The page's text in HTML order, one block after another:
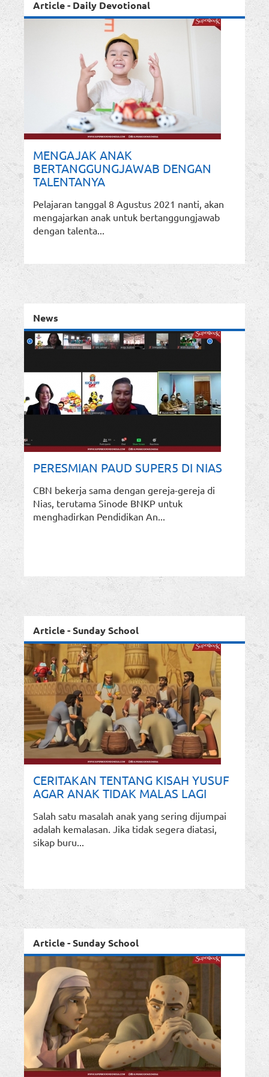
Article - Daily Devotional
MENGAJAK ANAK
BERTANGGUNGJAWAB DENGAN
TALENTANYA
Pelajaran tanggal 8 Agustus 2021 nanti, akan
mengajarkan anak untuk bertanggungjawab
dengan talenta...
News
PERESMIAN PAUD SUPER5 DI NIAS
CBN bekerja sama dengan gereja-gereja di
Nias, terutama Sinode BNKP untuk
menghadirkan Pendidikan An...
Article - Sunday School
CERITAKAN TENTANG KISAH YUSUF
AGAR ANAK TIDAK MALAS LAGI
Salah satu masalah anak yang sering dijumpai
adalah kemalasan. Jika tidak segera diatasi,
sikap buru...
Article - Sunday School